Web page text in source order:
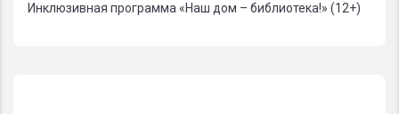
Инклюзивная программа «Наш дом – библиотека!» (12+)